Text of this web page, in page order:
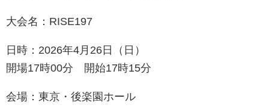
大会名：RISE197
日時：2026年4月26日（日）
開場17時00分 開始17時15分
会場：東京・後楽園ホール